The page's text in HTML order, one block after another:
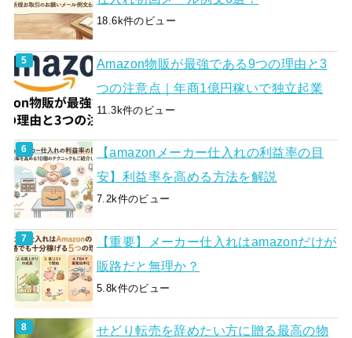
18.6k件のビュー
Amazon物販が最強である9つの理由と3
つの注意点｜年商1億円稼いで独立起業
11.3k件のビュー
【amazonメーカー仕入れの利益率の目
安】利益率を高める方法を解説
7.2k件のビュー
【重要】メーカー仕入れはamazonだけが
販路だと無理か？
5.8k件のビュー
せどり転売を辞めたい方に贈る最高の物